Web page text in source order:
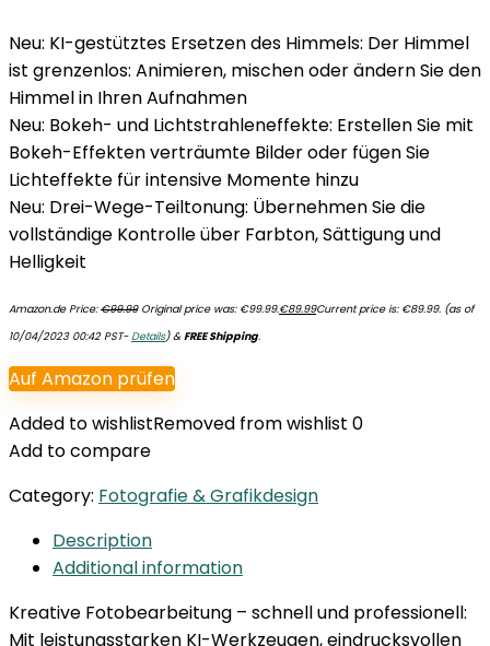
Neu: KI-gestütztes Ersetzen des Himmels: Der Himmel
ist grenzenlos: Animieren, mischen oder ändern Sie den
Himmel in Ihren Aufnahmen
Neu: Bokeh- und Lichtstrahleneffekte: Erstellen Sie mit
Bokeh-Effekten verträumte Bilder oder fügen Sie
Lichteffekte für intensive Momente hinzu
Neu: Drei-Wege-Teiltonung: Übernehmen Sie die
vollständige Kontrolle über Farbton, Sättigung und
Helligkeit
Amazon.de Price:€99.99 Original price was: €99.99.€89.99Current price is: €89.99. (as of
10/04/2023 00:42 PST-Details)&FREE Shipping.
Auf Amazon prüfen
Added to wishlistRemoved from wishlist 0
Add to compare
Category: Fotografie & Grafikdesign
Description
Additional information
Kreative Fotobearbeitung – schnell und professionell:
Mit leistungsstarken KI-Werkzeugen, eindrucksvollen